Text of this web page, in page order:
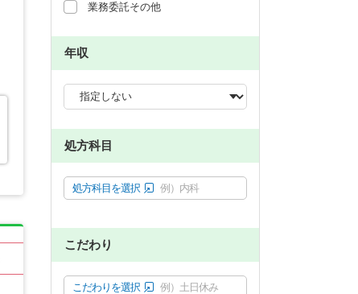
業務委託その他
年収
処方科目
処方科目を選択 例）内科
こだわり
こだわりを選択 例）土日休み